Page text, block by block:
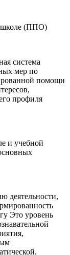
школе (ППО)
система
мер по
помощи
профиля
и учебной
деятельности,
Это уровень